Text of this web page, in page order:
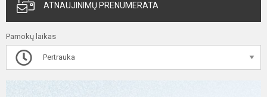
ATNAUJINIMŲ PRENUMERATA
Pamokų laikas
Pertrauka